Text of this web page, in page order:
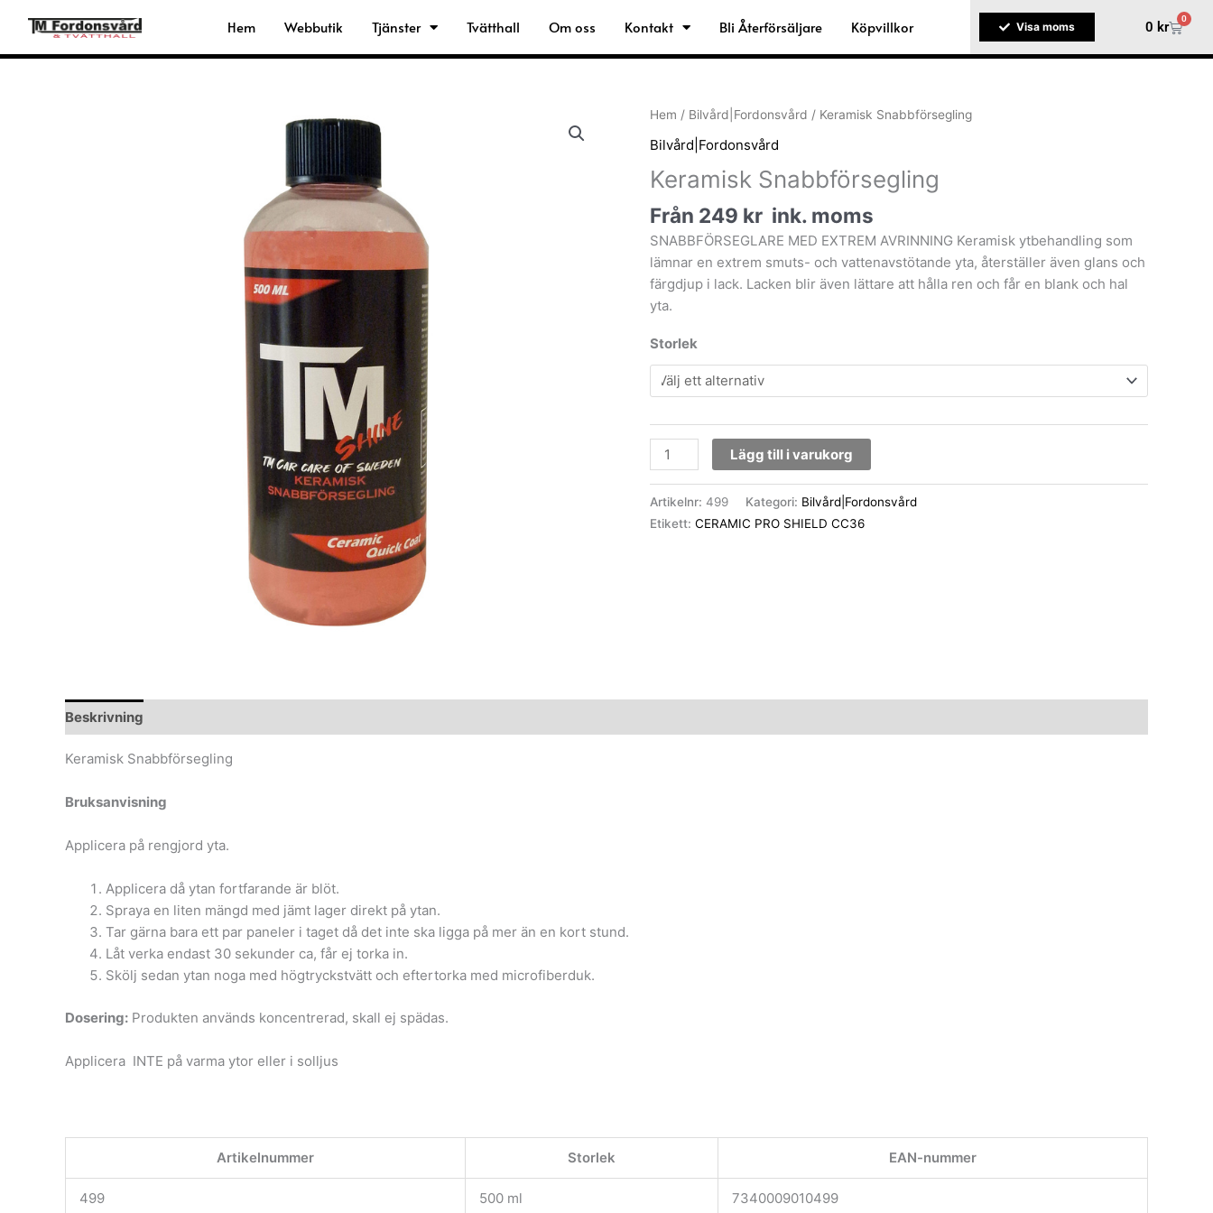
innehåll
Hem Webbutik Tjänster Tvätthall Om oss Kontakt Bli Återförsäljare Köpvillkor Visa moms 0 kr
0
Hem / Bilvård|Fordonsvård / Keramisk Snabbförsegling
Bilvård|Fordonsvård
Keramisk Snabbförsegling
Från 249 kr ink. moms
SNABBFÖRSEGLARE MED EXTREM AVRINNING Keramisk ytbehandling som
lämnar en extrem smuts- och vattenavstötande yta, återställer även glans och
färgdjup i lack. Lacken blir även lättare att hålla ren och får en blank och hal
yta.
Storlek
Keramisk
Snabbförsegling
mängd
Lägg till i varukorg
Artikelnr: 499 Kategori: Bilvård|Fordonsvård
Etikett: CERAMIC PRO SHIELD CC36
Beskrivning
Keramisk Snabbförsegling
Bruksanvisning
Applicera på rengjord yta.
Applicera då ytan fortfarande är blöt.
Spraya en liten mängd med jämt lager direkt på ytan.
Tar gärna bara ett par paneler i taget då det inte ska ligga på mer än en kort stund.
Låt verka endast 30 sekunder ca, får ej torka in.
Skölj sedan ytan noga med högtryckstvätt och eftertorka med microfiberduk.
Dosering: Produkten används koncentrerad, skall ej spädas.
Applicera INTE på varma ytor eller i solljus
Artikelnummer Storlek EAN-nummer
499 500 ml 7340009010499